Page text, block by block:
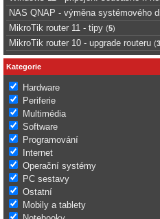
NAS QNAP - výměna systémového
MikroTik router 11 - tipy (5)
MikroTik router 10 - upgrade routeru (3
Kategorie
Hardware
Periferie
Multimédia
Software
Programování
Internet
Operační systémy
PC sestavy
Ostatní
Mobily a tablety